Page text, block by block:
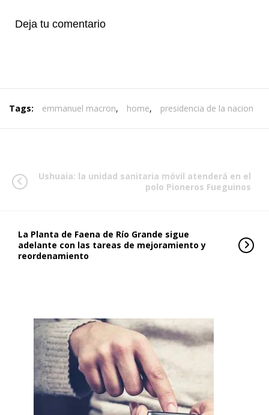
Deja tu comentario
Tags: emmanuel macron, home, presidencia de la nacion
Ushuaia: la unidad sanitaria móvil atenderá en el
polo Pioneros Fueguinos
La Planta de Faena de Río Grande sigue
adelante con las tareas de mejoramiento y
reordenamiento